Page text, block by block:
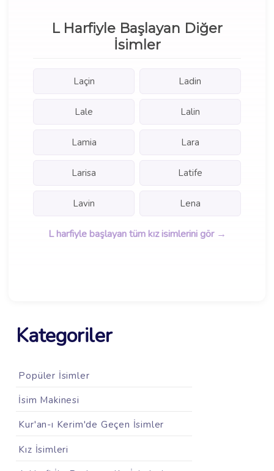
L Harfiyle Başlayan Diğer
İsimler
Laçin Ladin
Lale Lalin
Lamia Lara
Larisa Latife
Lavin Lena
L harfiyle başlayan tüm kız isimlerini gör →
Kategoriler
Popüler İsimler
İsim Makinesi
Kur'an-ı Kerim'de Geçen İsimler
Kız İsimleri